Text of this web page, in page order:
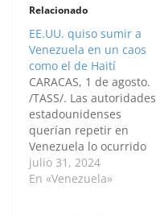
Relacionado
EE.UU. quiso sumir a
Venezuela en un caos
como el de Haití
CARACAS, 1 de agosto.
/TASS/. Las autoridades
estadounidenses
querían repetir en
Venezuela lo ocurrido
en Haití, donde la
mayor parte de la
julio 31, 2024
En «Venezuela»